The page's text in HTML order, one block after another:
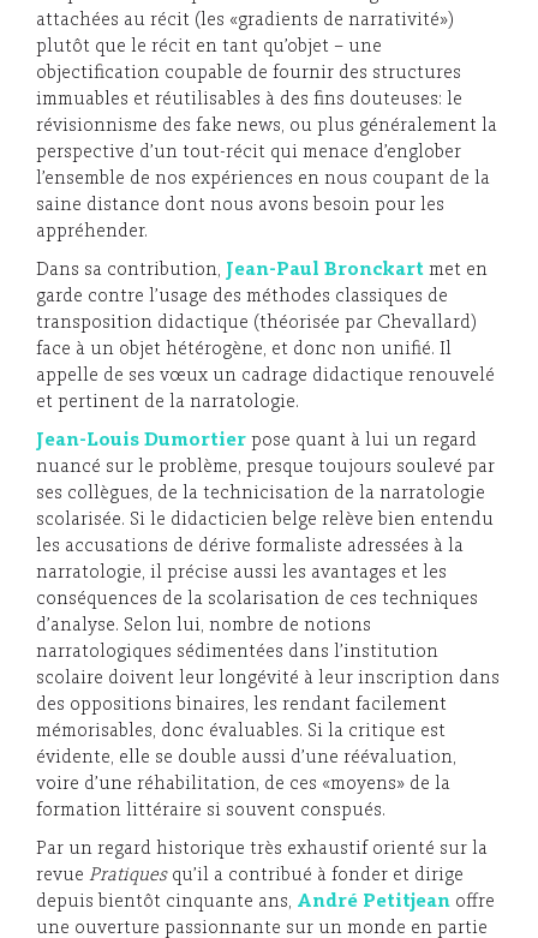
attachées au récit (les «gradients de narrativité»)
plutôt que le récit en tant qu’objet – une
objectification coupable de fournir des structures
immuables et réutilisables à des fins douteuses: le
révisionnisme des fake news, ou plus généralement la
perspective d’un tout-récit qui menace d’englober
l’ensemble de nos expériences en nous coupant de la
saine distance dont nous avons besoin pour les
appréhender.
Dans sa contribution, Jean-Paul Bronckart met en
garde contre l’usage des méthodes classiques de
transposition didactique (théorisée par Chevallard)
face à un objet hétérogène, et donc non unifié. Il
appelle de ses vœux un cadrage didactique renouvelé
et pertinent de la narratologie.
Jean-Louis Dumortier pose quant à lui un regard
nuancé sur le problème, presque toujours soulevé par
ses collègues, de la technicisation de la narratologie
scolarisée. Si le didacticien belge relève bien entendu
les accusations de dérive formaliste adressées à la
narratologie, il précise aussi les avantages et les
conséquences de la scolarisation de ces techniques
d’analyse. Selon lui, nombre de notions
narratologiques sédimentées dans l’institution
scolaire doivent leur longévité à leur inscription dans
des oppositions binaires, les rendant facilement
mémorisables, donc évaluables. Si la critique est
évidente, elle se double aussi d’une réévaluation,
voire d’une réhabilitation, de ces «moyens» de la
formation littéraire si souvent conspués.
Par un regard historique très exhaustif orienté sur la
revue Pratiquesqu’il a contribué à fonder et dirige
depuis bientôt cinquante ans, André Petitjean offre
une ouverture passionnante sur un monde en partie